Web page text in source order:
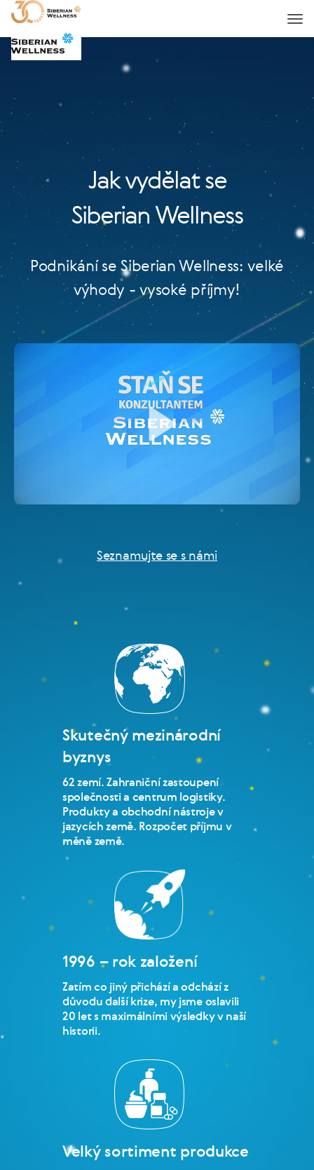
Jak vydělat se
Siberian Wellness
Podnikání se Siberian Wellness: velké
výhody - vysoké příjmy!
Seznamujte se s námi
Skutečný mezinárodní
byznys
62 zemí. Zahraniční zastoupení
společnosti a centrum logistiky.
Produkty a obchodní nástroje v
jazycích země. Rozpočet příjmu v
měně země.
1996 – rok založení
Zatím co jiný přichází a odchází z
důvodu další krize, my jsme oslavili
20 let s maximálními výsledky v naší
historii.
Velký sortiment produkce